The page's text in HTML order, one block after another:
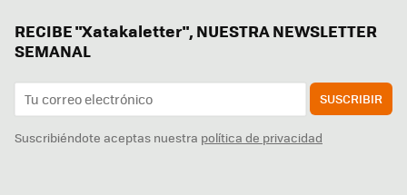
RECIBE "Xatakaletter", NUESTRA NEWSLETTER
SEMANAL
SUSCRIBIR
Suscribiéndote aceptas nuestra política de privacidad